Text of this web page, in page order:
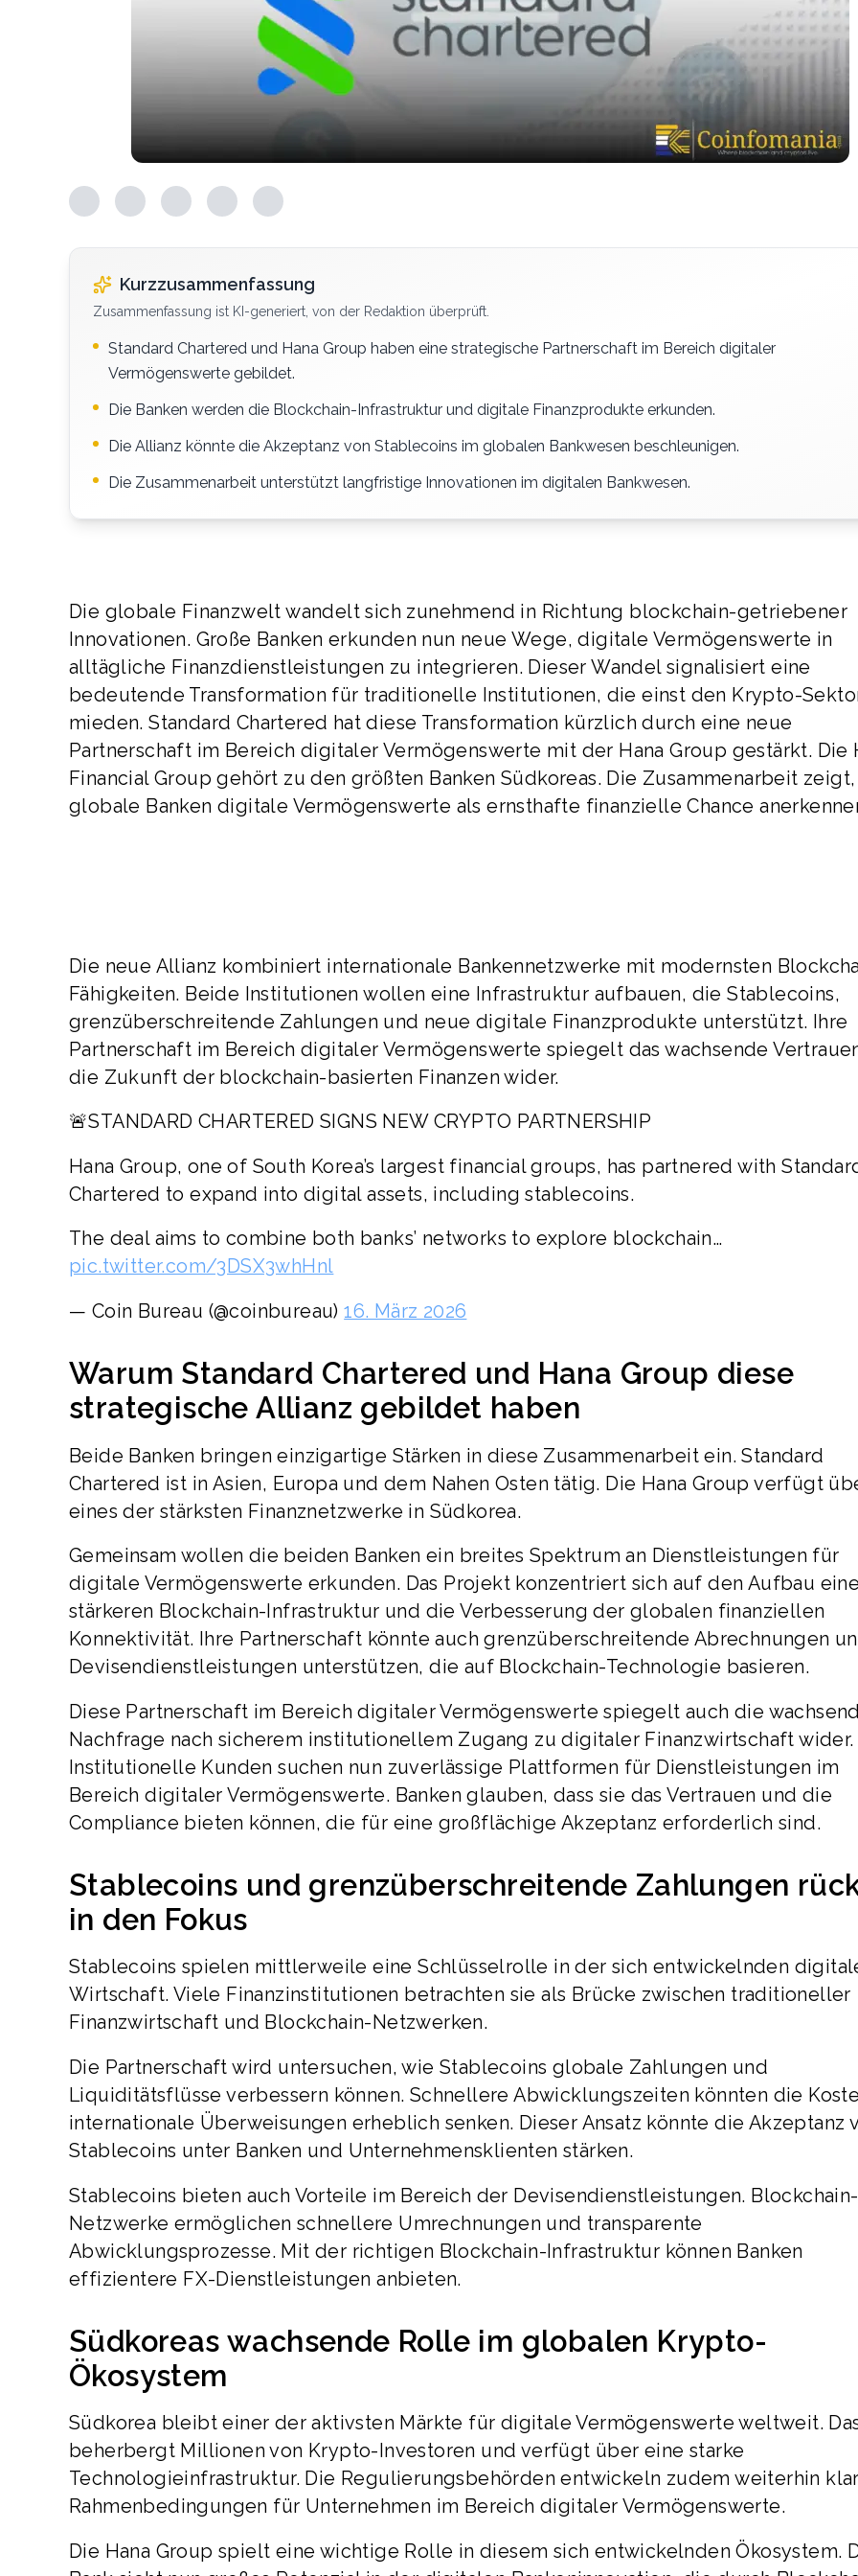
Kurzzusammenfassung
Zusammenfassung ist KI-generiert, von der Redaktion überprüft.
Standard Chartered und Hana Group haben eine strategische Partnerschaft im Bereich digitaler
Vermögenswerte gebildet.
Die Banken werden die Blockchain-Infrastruktur und digitale Finanzprodukte erkunden.
Die Allianz könnte die Akzeptanz von Stablecoins im globalen Bankwesen beschleunigen.
Die Zusammenarbeit unterstützt langfristige Innovationen im digitalen Bankwesen.
Die globale Finanzwelt wandelt sich zunehmend in Richtung blockchain-getriebener
Innovationen. Große Banken erkunden nun neue Wege, digitale Vermögenswerte in
alltägliche Finanzdienstleistungen zu integrieren. Dieser Wandel signalisiert eine
bedeutende Transformation für traditionelle Institutionen, die einst den Krypto-
mieden. Standard Chartered hat diese Transformation kürzlich durch eine neue
Partnerschaft im Bereich digitaler Vermögenswerte mit der Hana Group gestärkt. Die
Financial Group gehört zu den größten Banken Südkoreas. Die Zusammenarbeit
globale Banken digitale Vermögenswerte als ernsthafte finanzielle Chance
Die neue Allianz kombiniert internationale Bankennetzwerke mit modernsten
Fähigkeiten. Beide Institutionen wollen eine Infrastruktur aufbauen, die Stablecoins,
grenzüberschreitende Zahlungen und neue digitale Finanzprodukte unterstützt. Ihre
Partnerschaft im Bereich digitaler Vermögenswerte spiegelt das wachsende
die Zukunft der blockchain-basierten Finanzen wider.
🚨STANDARD CHARTERED SIGNS NEW CRYPTO PARTNERSHIP
Hana Group, one of South Korea’s largest financial groups, has partnered with
Chartered to expand into digital assets, including stablecoins.
The deal aims to combine both banks’ networks to explore blockchain…
pic.twitter.com/3DSX3whHnl
— Coin Bureau (@coinbureau)16. März 2026
Warum Standard Chartered und Hana Group diese
strategische Allianz gebildet haben
Beide Banken bringen einzigartige Stärken in diese Zusammenarbeit ein. Standard
Chartered ist in Asien, Europa und dem Nahen Osten tätig. Die Hana Group verfügt
eines der stärksten Finanznetzwerke in Südkorea.
Gemeinsam wollen die beiden Banken ein breites Spektrum an Dienstleistungen für
digitale Vermögenswerte erkunden. Das Projekt konzentriert sich auf den Aufbau
stärkeren Blockchain-Infrastruktur und die Verbesserung der globalen finanziellen
Konnektivität. Ihre Partnerschaft könnte auch grenzüberschreitende Abrechnungen
Devisendienstleistungen unterstützen, die auf Blockchain-Technologie basieren.
Diese Partnerschaft im Bereich digitaler Vermögenswerte spiegelt auch die
Nachfrage nach sicherem institutionellem Zugang zu digitaler Finanzwirtschaft wider.
Institutionelle Kunden suchen nun zuverlässige Plattformen für Dienstleistungen im
Bereich digitaler Vermögenswerte. Banken glauben, dass sie das Vertrauen und die
Compliance bieten können, die für eine großflächige Akzeptanz erforderlich sind.
Stablecoins und grenzüberschreitende Zahlungen
in den Fokus
Stablecoins spielen mittlerweile eine Schlüsselrolle in der sich entwickelnden
Wirtschaft. Viele Finanzinstitutionen betrachten sie als Brücke zwischen traditioneller
Finanzwirtschaft und Blockchain-Netzwerken.
Die Partnerschaft wird untersuchen, wie Stablecoins globale Zahlungen und
Liquiditätsflüsse verbessern können. Schnellere Abwicklungszeiten könnten die
internationale Überweisungen erheblich senken. Dieser Ansatz könnte die Akzeptanz
Stablecoins unter Banken und Unternehmensklienten stärken.
Stablecoins bieten auch Vorteile im Bereich der Devisendienstleistungen. Blockchain-
Netzwerke ermöglichen schnellere Umrechnungen und transparente
Abwicklungsprozesse. Mit der richtigen Blockchain-Infrastruktur können Banken
effizientere FX-Dienstleistungen anbieten.
Südkoreas wachsende Rolle im globalen Krypto-
Ökosystem
Südkorea bleibt einer der aktivsten Märkte für digitale Vermögenswerte weltweit.
beherbergt Millionen von Krypto-Investoren und verfügt über eine starke
Technologieinfrastruktur. Die Regulierungsbehörden entwickeln zudem weiterhin
Rahmenbedingungen für Unternehmen im Bereich digitaler Vermögenswerte.
Die Hana Group spielt eine wichtige Rolle in diesem sich entwickelnden Ökosystem.